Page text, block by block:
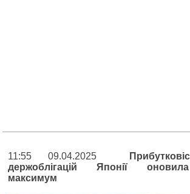
11:55 09.04.2025
держоблігацій Японії
максимум